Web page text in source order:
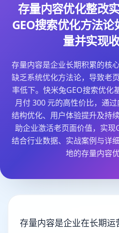
存量内容优化整改
GEO搜索优化方法
量并实现
存量内容是企业长期积累的核
缺乏系统优化方法论，导致老
率低下。快米兔GEO搜索优化
月付 300 元的高性价比，通过
结构优化、用户体验提升及持
助企业激活老页面价值，实
结合行业数据、实战案例与详
地的存量内容
存量内容是企业在长期